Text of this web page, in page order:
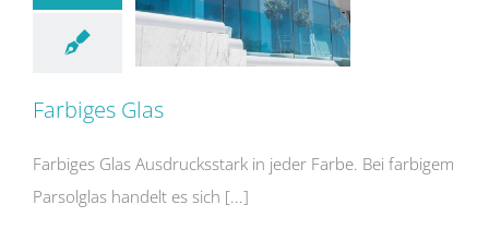
Farbiges Glas
Farbiges Glas Ausdrucksstark in jeder Farbe. Bei farbigem
Parsolglas handelt es sich [...]